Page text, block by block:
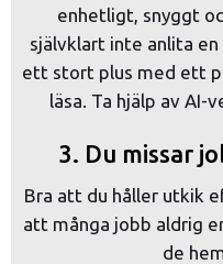
enhetligt, snyggt
självklart inte anlita
ett stort plus med ett
läsa. Ta hjälp av AI-
3. Du missar
Bra att du håller utkik
att många jobb aldrig
de